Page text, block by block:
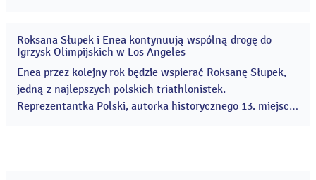
2026
Roksana Słupek i Enea kontynuują wspólną drogę do
Igrzysk Olimpijskich w Los Angeles
Enea przez kolejny rok będzie wspierać Roksanę Słupek,
jedną z najlepszych polskich triathlonistek.
Reprezentantka Polski, autorka historycznego 13. miejsca